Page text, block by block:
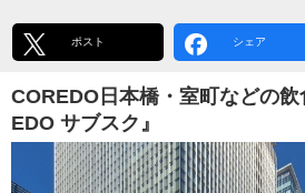
ポスト シェア
COREDO日本橋・室町などの
EDO サブスク』